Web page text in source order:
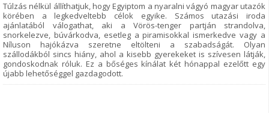
Túlzás nélkül állíthatjuk, hogy Egyiptom a nyaralni vágyó magyar utazók
körében a legkedveltebb célok egyike. Számos utazási iroda
ajánlatából válogathat, aki a Vörös-tenger partján strandolva,
snorkelezve, búvárkodva, esetleg a piramisokkal ismerkedve vagy a
Níluson hajókázva szeretne eltölteni a szabadságát. Olyan
szállodákból sincs hiány, ahol a kisebb gyerekeket is szívesen látják,
gondoskodnak róluk. Ez a bőséges kínálat két hónappal ezelőtt egy
újabb lehetőséggel gazdagodott.